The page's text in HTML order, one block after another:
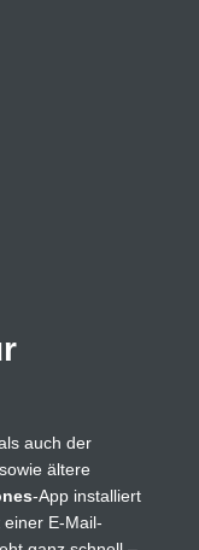
auch der
ältere
-App installiert
E-Mail-